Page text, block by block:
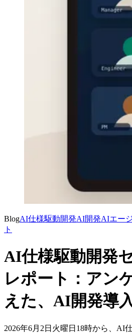
BlogAI仕様駆動開発AI開発AIエー
ト
AI仕様駆動開発
レポート：アン
えた、AI開発導
2026年6月2日火曜日18時から、AI